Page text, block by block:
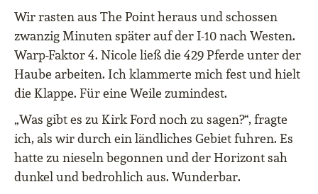
Wir rasten aus The Point heraus und schossen
zwanzig Minuten später auf der I-10 nach Westen.
Warp-Faktor 4. Nicole ließ die 429 Pferde unter der
Haube arbeiten. Ich klammerte mich fest und hielt
die Klappe. Für eine Weile zumindest.
„Was gibt es zu Kirk Ford noch zu sagen?“, fragte
ich, als wir durch ein ländliches Gebiet fuhren. Es
hatte zu nieseln begonnen und der Horizont sah
dunkel und bedrohlich aus. Wunderbar.